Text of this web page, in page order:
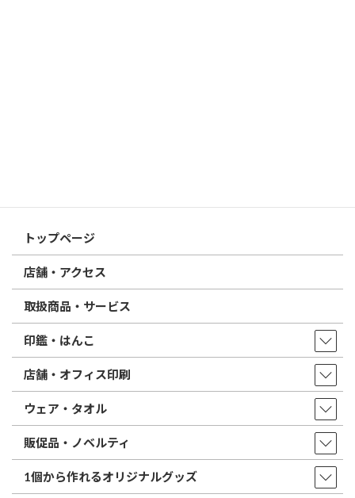
トップページ
店舗・アクセス
取扱商品・サービス
印鑑・はんこ
店舗・オフィス印刷
ウェア・タオル
販促品・ノベルティ
1個から作れるオリジナルグッズ